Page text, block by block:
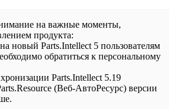
на важные моменты,
продукта:
новый Parts.Intellect 5 пользователям
обратиться к персональному
Parts.Intellect 5.19
(Веб-АвтоРесурс) версии